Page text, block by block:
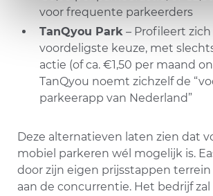
voor frequente parkeerders​
TanQyou Park – Profileert zich
voordeligste keuze, met
actie (of ca. €1,50 per maand
TanQyou noemt zichzelf de
parkeerapp van Nederland”​
Deze alternatieven laten zien dat
mobiel parkeren wél mogelijk is.
door zijn eigen prijsstappen
aan de concurrentie. Het bedrijf